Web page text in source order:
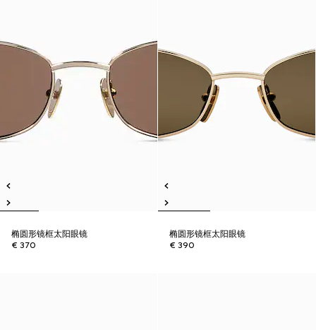
椭圆形镜框太阳眼镜
€ 370
椭圆形镜框太阳眼镜
€ 390